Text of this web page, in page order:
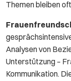
Themen bleiben
Analysen von
Unterstützung –
Kommunikation.